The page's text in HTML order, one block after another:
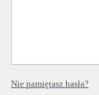
Nie pamiętasz hasła?